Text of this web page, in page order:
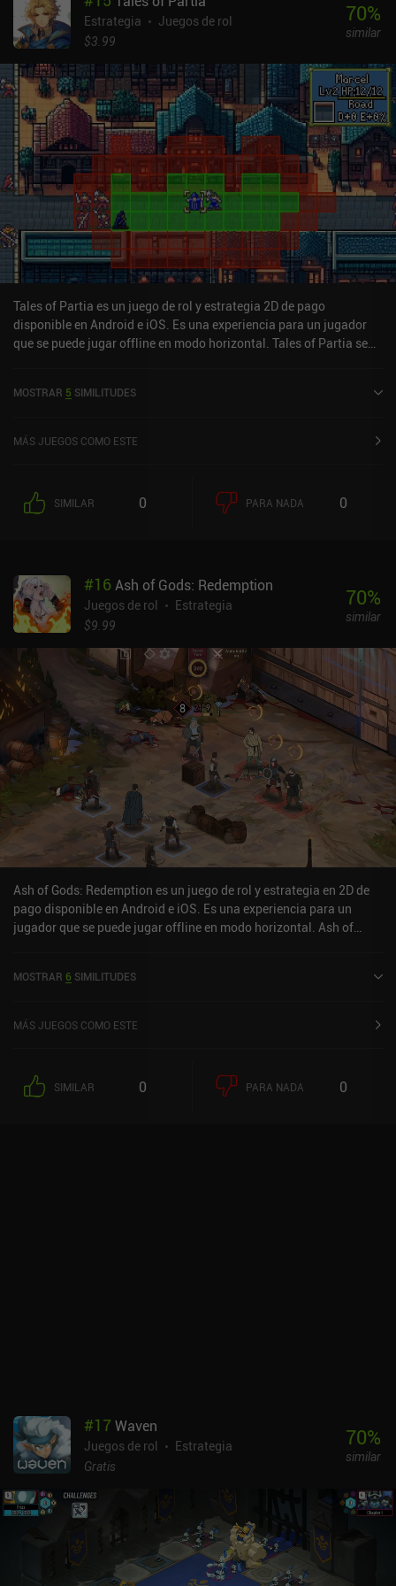
interesante capa de estrategia que mantiene el dinamismo de las
batallas. Aparte del contenido preestablecido, también hay un
compartirlos con la comunidad, lo que aumenta enormemente la
rejugabilidad del juego. Personalmente, no me gustó que hicieran
falta dos dedos para mover el mapa, y me gustaría que hubiera un
botón de menú en lugar de tener que pulsar dos veces sobre una
ficha para acceder a opciones como "terminar turno" y "renunciar".
Pero aparte de eso, la interfaz es buena. Jugando en mi Samsung
S25 Ultra con una funda, tuve que hacer pequeños descansos para
dejar que el teléfono se enfriara un poco después de una hora de
juego. Además, la batería es bastante exigente. Pero lo más
importante es que el juego nunca se bloqueó ni falló, cosa que
agradezco. El problema del calentamiento también lo comentó
otro miembro de nuestro equipo. A pesar de estos pequeños
inconvenientes, Wargroove 2 me ha gustado mucho. Ofrece una
experiencia desafiante, única, creativa y familiar que es fácil de
recomendar. Wargroove 2 es un juego premium de 8,99 $ sin
anuncios ni iAP.
Estrategia
Juegos de rol
$3.99
70%
similar
Tales of Partia es un juego de rol y estrategia 2D de pago
disponible en Android e iOS. Es una experiencia para un jugador
que se puede jugar offline en modo horizontal. Tales of Partia se
MOSTRAR 5 SIMILITUDES
MÁS JUEGOS COMO ESTE
SIMILAR 0 PARA NADA 0
#16Ash of Gods: Redemption
Juegos de rol
Estrategia
$9.99
70%
similar
Ash of Gods: Redemption es un juego de rol y estrategia en 2D de
pago disponible en Android e iOS. Es una experiencia para un
jugador que se puede jugar offline en modo horizontal. Ash of
Store de iOS.
MOSTRAR 6 SIMILITUDES
MÁS JUEGOS COMO ESTE
SIMILAR 0 PARA NADA 0
#17Waven
Juegos de rol
Estrategia
Gratis
70%
similar